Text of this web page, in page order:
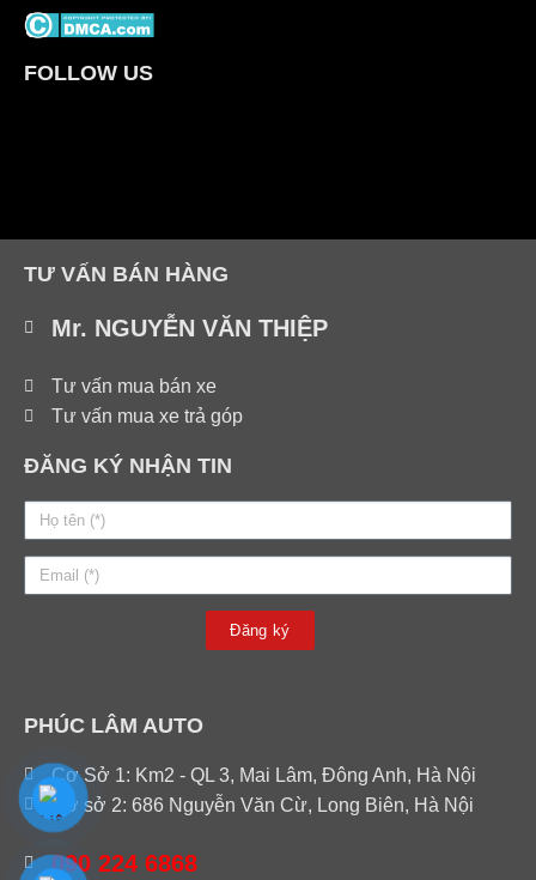
FOLLOW US
TƯ VẤN BÁN HÀNG
Mr. NGUYỄN VĂN THIỆP
Tư vấn mua bán xe
Tư vấn mua xe trả góp
ĐĂNG KÝ NHẬN TIN
Đăng ký
PHÚC LÂM AUTO
Cơ Sở 1: Km2 - QL 3, Mai Lâm, Đông Anh, Hà Nội
Cơ sở 2: 686 Nguyễn Văn Cừ, Long Biên, Hà Nội
090 224 6868